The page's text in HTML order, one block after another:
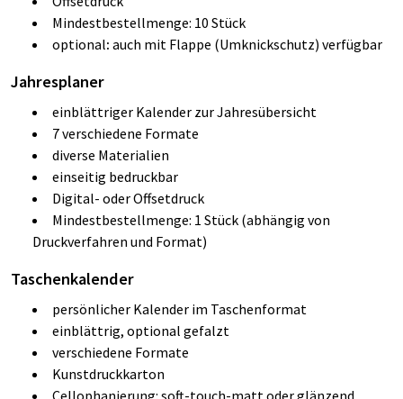
Mindestbestellmenge: 10 Stück
optional: auch mit Flappe (Umknickschutz) verfügbar
Jahresplaner
einblättriger Kalender zur Jahresübersicht
7 verschiedene Formate
diverse Materialien
einseitig bedruckbar
Digital- oder Offsetdruck
Mindestbestellmenge: 1 Stück (abhängig von
Druckverfahren und Format)
Taschenkalender
persönlicher Kalender im Taschenformat
einblättrig, optional gefalzt
verschiedene Formate
Kunstdruckkarton
Cellophanierung: soft-touch-matt oder glänzend